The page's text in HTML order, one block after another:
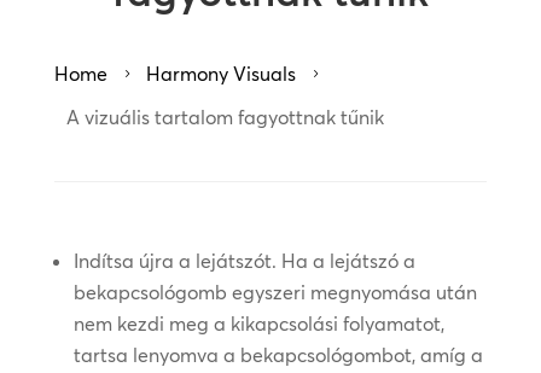
Home 5 Harmony Visuals 5
A vizuális tartalom fagyottnak tűnik
Indítsa újra a lejátszót. Ha a lejátszó a
bekapcsológomb egyszeri megnyomása után
nem kezdi meg a kikapcsolási folyamatot,
tartsa lenyomva a bekapcsológombot, amíg a